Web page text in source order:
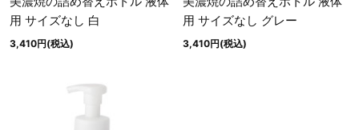
用 サイズなし 白
3,410円(税込)
用 サイズなし グレー
3,410円(税込)